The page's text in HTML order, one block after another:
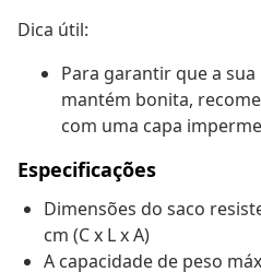
Dica útil:
Para garantir que a
mantém bonita,
com uma capa
Especificações
Dimensões do saco
cm (C x L x A)
A capacidade de peso